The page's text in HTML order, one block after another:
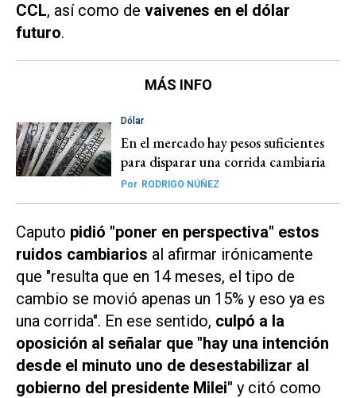
CCL, así como de vaivenes en el dólar
futuro.
MÁS INFO
Dólar
En el mercado hay pesos suficientes
para disparar una corrida cambiaria
Por RODRIGO NÚÑEZ
Caputo pidió "poner en perspectiva" estos
ruidos cambiarios al afirmar irónicamente
que "resulta que en 14 meses, el tipo de
cambio se movió apenas un 15% y eso ya es
una corrida". En ese sentido, culpó a la
oposición al señalar que "hay una intención
desde el minuto uno de desestabilizar al
gobierno del presidente Milei" y citó como